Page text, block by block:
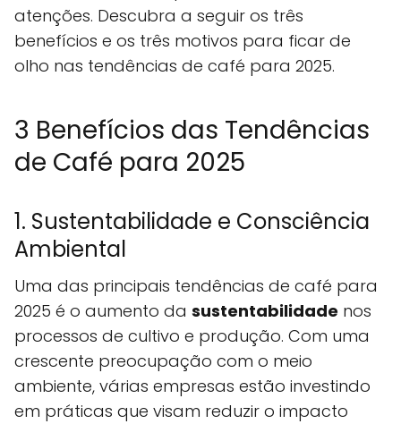
atenções. Descubra a seguir os três
benefícios e os três motivos para ficar de
olho nas tendências de café para 2025.
3 Benefícios das Tendências
de Café para 2025
1. Sustentabilidade e Consciência
Ambiental
Uma das principais tendências de café para
2025 é o aumento da sustentabilidade nos
processos de cultivo e produção. Com uma
crescente preocupação com o meio
ambiente, várias empresas estão investindo
em práticas que visam reduzir o impacto